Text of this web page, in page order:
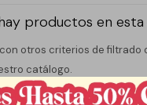
productos en esta
otros criterios de filtrado
catálogo.